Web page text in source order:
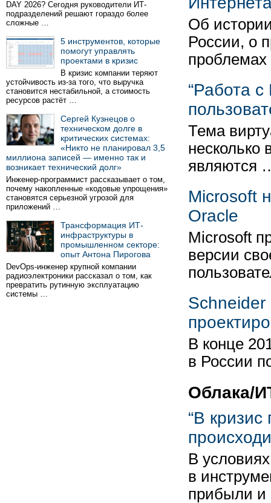
DAY 2026? Сегодня руководители ИТ-
подразделений решают гораздо более
сложные …
5 инструментов, которые
помогут управлять
проектами в кризис
В кризис компании теряют
устойчивость из-за того, что выручка
становится нестабильной, а стоимость
ресурсов растёт …
Сергей Кузнецов о
техническом долге в
критических системах:
«Никто не планировал 3,5
миллиона записей — именно так и
возникает технический долг»
Инженер-программист рассказывает о том,
почему накопленные «кодовые упрощения»
становятся серьезной угрозой для
приложений …
Трансформация ИТ-
инфраструктуры в
промышленном секторе:
опыт Антона Пирогова
DevOps-инженер крупной компании
радиоэлектроники рассказал о том, как
превратить рутинную эксплуатацию
системы …
Об
России, о
“Работа
Тема
несколько
являются
Microsoft
Oracle
Microsoft
версии
Schneider
В конце
в России
Облака/
“В
В
в
прибыли